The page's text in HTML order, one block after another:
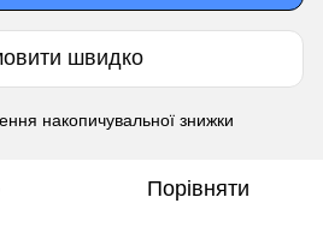
швидко
накопичувальної знижки
Порівняти